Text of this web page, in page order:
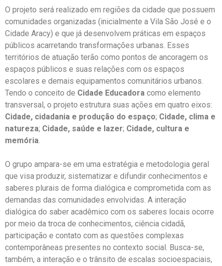
O projeto será realizado em regiões da cidade que possuem
comunidades organizadas (inicialmente a Vila São José e o
Cidade Aracy) e que já desenvolvem práticas em espaços
públicos acarretando transformações urbanas. Esses
territórios de atuação terão como pontos de ancoragem os
espaços públicos e suas relações com os espaços
escolares e demais equipamentos comunitários urbanos.
Tendo o conceito de Cidade Educadora como elemento
transversal, o projeto estrutura suas ações em quatro eixos:
Cidade, cidadania e produção do espaço; Cidade, clima e
natureza; Cidade, saúde e lazer; Cidade, cultura e
memória.
O grupo ampara-se em uma estratégia e metodologia geral
que visa produzir, sistematizar e difundir conhecimentos e
saberes plurais de forma dialógica e comprometida com as
demandas das comunidades envolvidas. A interação
dialógica do saber acadêmico com os saberes locais ocorre
por meio da troca de conhecimentos, ciência cidadã,
participação e contato com as questões complexas
contemporâneas presentes no contexto social. Busca-se,
também, a interação e o trânsito de escalas socioespaciais,